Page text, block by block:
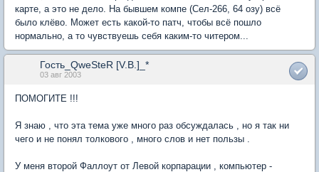
карте, а это не дело. На бывшем компе (Сел-266, 64 озу) всё
было клёво. Может есть какой-то патч, чтобы всё пошло
нормально, а то чувствуешь себя каким-то читером...
Гость_QweSteR [V.B.]_*
03 авг 2003
ПОМОГИТЕ !!!
Я знаю , что эта тема уже много раз обсуждалась , но я так ни
чего и не понял толкового , много слов и нет пользы .
У меня второй Фаллоут от Левой корпарации , компьютер -